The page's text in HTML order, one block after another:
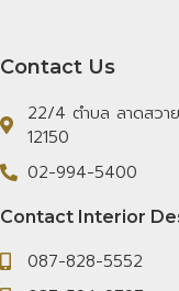
Contact Us
22/4 ตำบล ลาดสวา
12150
02-994-5400
Contact Interior
087-828-5552